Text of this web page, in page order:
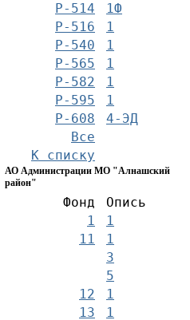
Р-514
1Ф
Р-516
1
Р-540
1
Р-565
1
Р-582
1
Р-595
1
Р-608
4-ЭД
Все
К списку
АО Администрации МО "Алнашский
район"
Фонд
Опись
1
1
11
1
3
5
12
1
13
1